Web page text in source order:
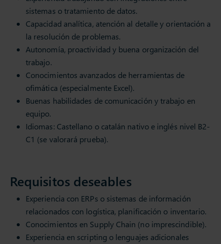
sistemas o tratamiento de datos.
Capacidad analítica, atención al detalle y orientación a
la resolución de problemas.
Autonomía, proactividad y buena organización del
trabajo.
Conocimientos avanzados de herramientas de
ofimática (especialmente Excel).
Buenas habilidades de comunicación y trabajo en
equipo.
Idiomas: Castellano o catalán nativo e inglés nivel B2-
C1 (se valorará prueba).
Requisitos deseables
Experiencia con ERPs o sistemas de información
relacionados con logística, planificación o inventario.
Conocimientos en Supply Chain (no imprescindible).
Experiencia en scripting o lenguajes adicionales